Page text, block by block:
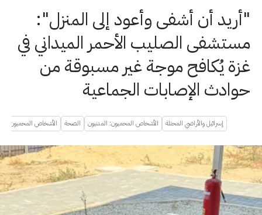
"أريد أن أشفى وأعود إلى المنزل":
مستشفى الصليب الأحمر الميداني في
غزة يُكافح موجة غير مسبوقة من
حوادث الإصابات الجماعية
إسرائيل والأراضي المحتلة الأشخاص المحميون: المدنيون الصحة الأشخاص المحميون: